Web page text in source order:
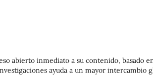
abierto inmediato a su contenido, basado
ayuda a un mayor intercambio